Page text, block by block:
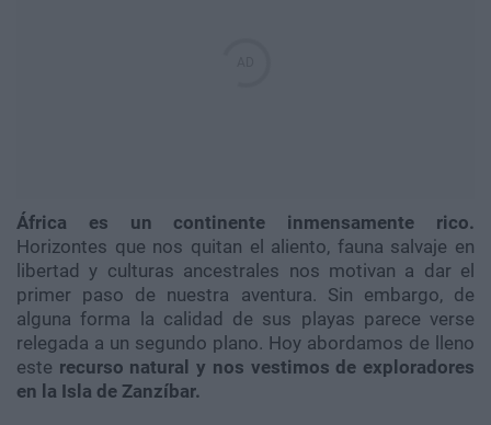
África es un continente inmensamente rico.
Horizontes que nos quitan el aliento, fauna salvaje en
libertad y culturas ancestrales nos motivan a dar el
primer paso de nuestra aventura. Sin embargo, de
alguna forma la calidad de sus playas parece verse
relegada a un segundo plano. Hoy abordamos de lleno
este recurso natural y nos vestimos de exploradores
en la Isla de Zanzíbar.